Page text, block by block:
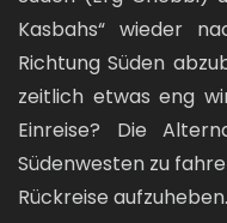
Kasbahs“ wieder
Richtung Süden
zeitlich etwas eng
Einreise? Die
Südenwesten zu
Rückreise